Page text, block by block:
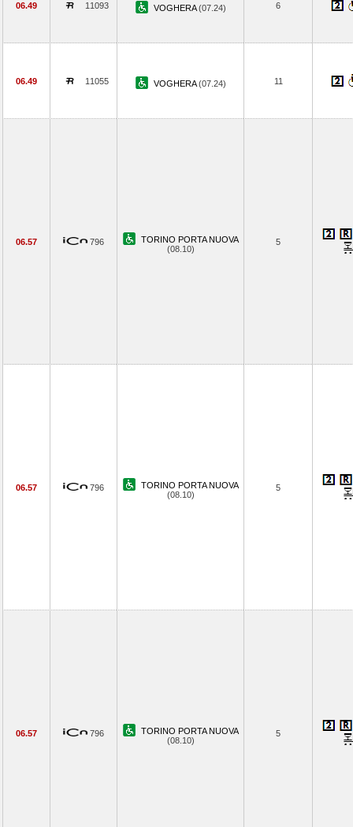
06.49 11093 VOGHERA(07.24) 6
06.49 11055 VOGHERA(07.24) 11
06.57 796
TORINO PORTA NUOVA
(08.10)
5
06.57 796
TORINO PORTA NUOVA
(08.10)
5
06.57 796
TORINO PORTA NUOVA
(08.10)
5